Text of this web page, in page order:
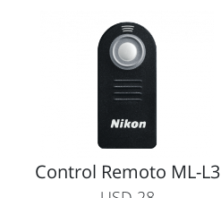
Control Remoto ML-L3